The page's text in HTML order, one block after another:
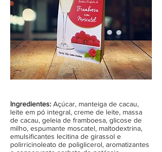
Ingredientes: Açúcar, manteiga de cacau,
leite em pó integral, creme de leite, massa
de cacau, geleia de framboesa, glicose de
milho, espumante moscatel, maltodextrina,
emulsificantes lecitina de girassol e
polirricinoleato de poliglicerol, aromatizantes